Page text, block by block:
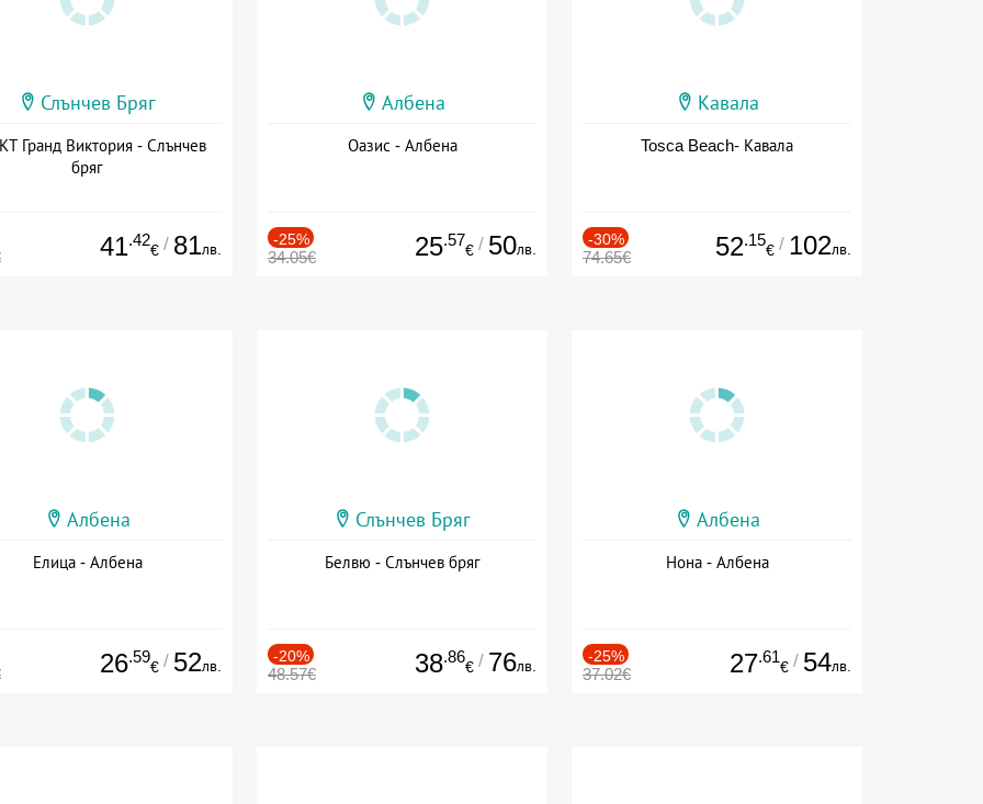
Слънчев Бряг
Гранд Виктория - Слънчев
бряг
41.42
€ / 81лв.
Албена
Оазис - Албена
-25%
34.05€ 25.57
€ / 50лв.
Кавала
Tosca Beach- Кавала
-30%
74.65€ 52.15
€ / 102лв.
Албена
Елица - Албена
26.59
€ / 52лв.
Слънчев Бряг
Белвю - Слънчев бряг
-20%
48.57€ 38.86
€ / 76лв.
Албена
Нона - Албена
-25%
37.02€ 27.61
€ / 54лв.